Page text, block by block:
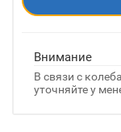
Внимание
В связи с
уточняйте у